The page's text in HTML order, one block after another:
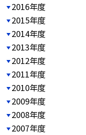
2016年度
2015年度
2014年度
2013年度
2012年度
2011年度
2010年度
2009年度
2008年度
2007年度